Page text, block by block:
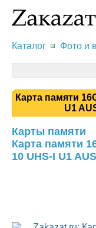
Каталог Фото и
Карта памяти
U1
Карты памяти
Карта памяти
10 UHS-I U1